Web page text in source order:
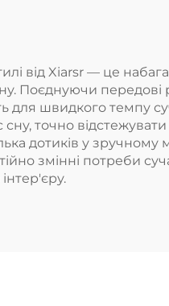
від Xiarsr — це
Поєднуючи передові
для швидкого темпу
точно
дотиків у
змінні потреби